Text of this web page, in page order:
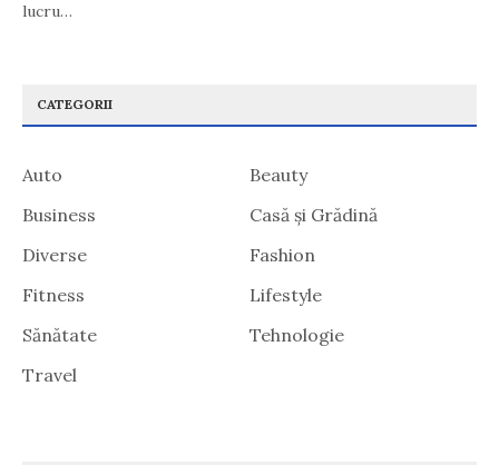
lucru…
CATEGORII
Auto
Beauty
Business
Casă și Grădină
Diverse
Fashion
Fitness
Lifestyle
Sănătate
Tehnologie
Travel